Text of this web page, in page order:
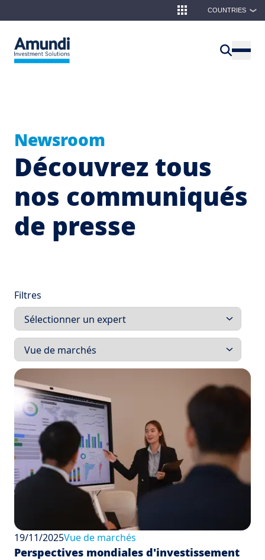
COUNTRIES ❯
Newsroom
Découvrez tous
nos communiqués
de presse
Filtres
19/11/2025Vue de marchés
Perspectives mondiales d'investissement